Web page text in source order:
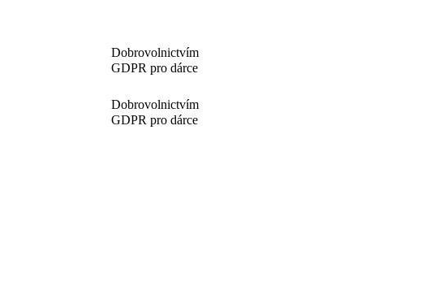
Dobrovolnictvím
GDPR pro dárce
Dobrovolnictvím
GDPR pro dárce